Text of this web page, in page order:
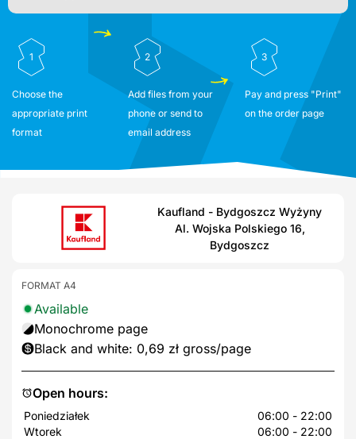
1
Choose the
appropriate print
format
2
Add files from your
phone or send to
email address
3
Pay and press "Print"
on the order page
Kaufland - Bydgoszcz Wyżyny
Al. Wojska Polskiego 16,
Bydgoszcz
Open hours:
Poniedziałek
06:00 - 22:00
Wtorek
06:00 - 22:00
FORMAT A4
Available
Monochrome page
Black and white: 0,69 zł gross/page